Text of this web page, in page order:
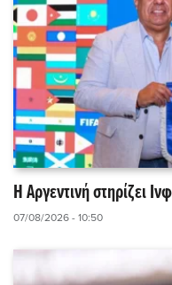
Η Αργεντινή στηρίζει
07/08/2026 - 10:50